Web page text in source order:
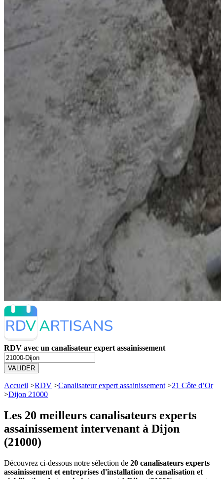
RDV avec un canalisateur expert assainissement
VALIDER
Accueil >RDV >Canalisateur expert assainissement >21 Côte d’Or
>Dijon 21000
Les 20 meilleurs canalisateurs experts
assainissement intervenant à Dijon
(21000)
Découvrez ci-dessous notre sélection de 20 canalisateurs experts
assainissement et entreprises d'installation de canalisation et